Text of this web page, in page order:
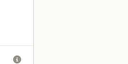
